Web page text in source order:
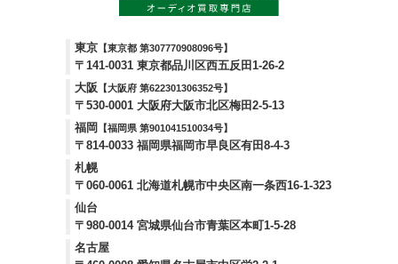
東京 【東京都 第307770908096号】
〒141-0031 東京都品川区西五反田1-26-2
大阪
【大阪府 第622301306352号】
〒530-0001 大阪府大阪市北区梅田2-5-13
福岡
【福岡県 第901041510034号】
〒814-0033 福岡県福岡市早良区有田8-4-3
札幌
〒060-0061 北海道札幌市中央区南一条西16-1-323
仙台
〒980-0014 宮城県仙台市青葉区本町1-5-28
名古屋